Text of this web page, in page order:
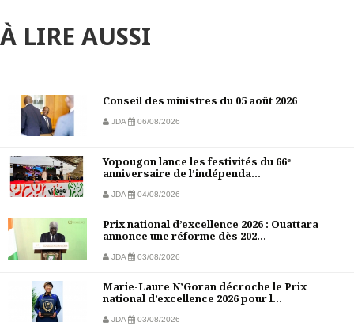
À LIRE AUSSI
Conseil des ministres du 05 août 2026
JDA 06/08/2026
Yopougon lance les festivités du 66ᵉ
anniversaire de l’indépenda...
JDA 04/08/2026
Prix national d’excellence 2026 : Ouattara
annonce une réforme dès 202...
JDA 03/08/2026
Marie-Laure N’Goran décroche le Prix
national d’excellence 2026 pour l...
JDA 03/08/2026